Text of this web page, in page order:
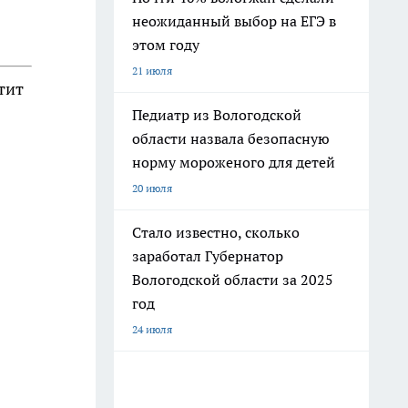
неожиданный выбор на ЕГЭ в
этом году
21 июля
Педиатр из Вологодской
области назвала безопасную
норму мороженого для детей
20 июля
Стало известно, сколько
заработал Губернатор
Вологодской области за 2025
год
24 июля